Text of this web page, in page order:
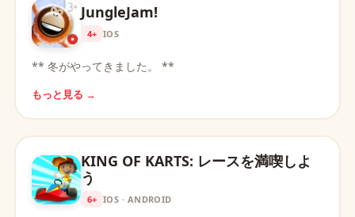
JungleJam!
4+ IOS
** 冬がやってきました。 **
もっと見る →
KING OF KARTS: レースを満喫しよ
う
6+ IOS · ANDROID